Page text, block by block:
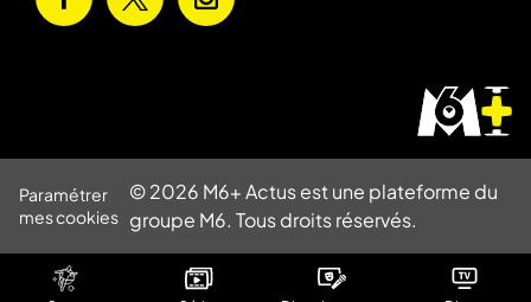
Paramétrer
mes cookies
© 2026 M6+ Actus est une plateforme du
groupe M6. Tous droits réservés.